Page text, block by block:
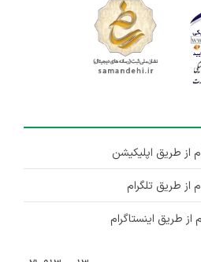
از طریق اپلیکیشن
طریق تلگرام
طریق اینستاگرام